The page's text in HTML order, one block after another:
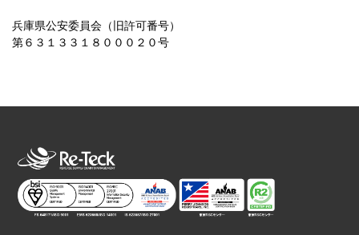
兵庫県公安委員会（旧許可番号）
第６３１３３１８０００２０号